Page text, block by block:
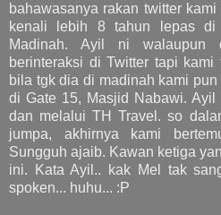
bahawasanya rakan twitter
kenali lebih 8 tahun lepas
Madinah. Ayil ni walaupun
berinteraksi di Twitter tapi
bila tgk dia di madinah kami
di Gate 15, Masjid Nabawi.
dan melalui TH Travel. so
jumpa, akhirnya kami
Sungguh ajaib. Kawan ketiga
ini. Kata Ayil.. kak Mel tak
spoken... huhu... :P